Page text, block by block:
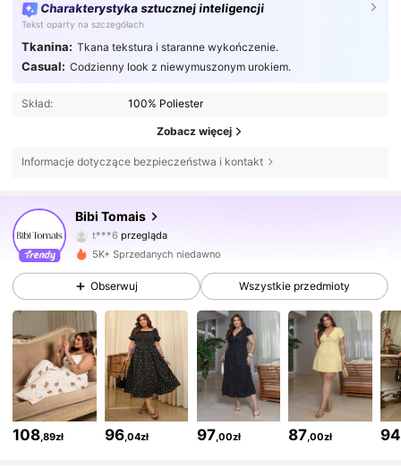
Charakterystyka sztucznej inteligencji
Tekst oparty na szczegółach
Tkanina: Tkana tekstura i staranne wykończenie.
Casual: Codzienny look z niewymuszonym urokiem.
Skład: 100% Poliester
Zobacz więcej
Informacje dotyczące bezpieczeństwa i kontakt
Bibi Tomais
4,40
t***6przegląda
4,40
1.7K Obserwujący
4,40 1.7K Obserwujący
4,40 1.7K Obserwujący
4,40 1.7K Obserwujący
4,40 1.7K Obserwujący
5K+ Sprzedanych niedawno
Obserwuj Wszystkie przedmioty
108,89zł 96,04zł 97,00zł 87,00zł 94